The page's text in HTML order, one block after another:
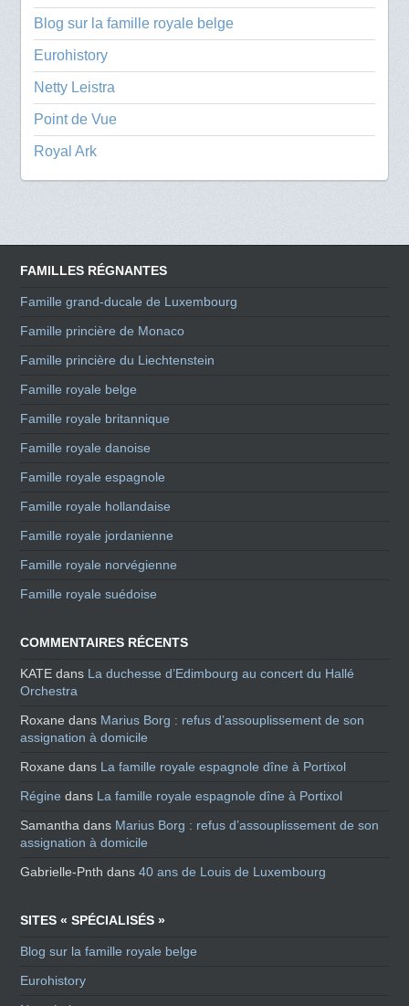
Blog sur la famille royale belge
Eurohistory
Netty Leistra
Point de Vue
Royal Ark
FAMILLES RÉGNANTES
Famille grand-ducale de Luxembourg
Famille princière de Monaco
Famille princière du Liechtenstein
Famille royale belge
Famille royale britannique
Famille royale danoise
Famille royale espagnole
Famille royale hollandaise
Famille royale jordanienne
Famille royale norvégienne
Famille royale suédoise
COMMENTAIRES RÉCENTS
KATE dans La duchesse d’Edimbourg au concert du Hallé
Orchestra
Roxane dans Marius Borg : refus d’assouplissement de son
assignation à domicile
Roxane dans La famille royale espagnole dîne à Portixol
Régine dans La famille royale espagnole dîne à Portixol
Samantha dans Marius Borg : refus d’assouplissement de son
assignation à domicile
Gabrielle-Pnth dans40 ans de Louis de Luxembourg
SITES « SPÉCIALISÉS »
Blog sur la famille royale belge
Eurohistory